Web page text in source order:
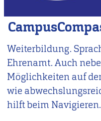
Weiterbildung.
Ehrenamt. Auch
Möglichkeiten auf
wie
hilft beim Navigieren.